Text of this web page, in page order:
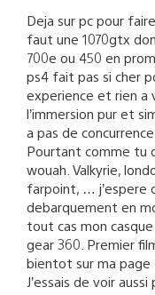
Deja sur pc pour
faut une 1070gtx
700e ou 450 en
ps4 fait pas si cher
experience et rien a
l’immersion pur et
a pas de
Pourtant comme tu
wouah. Valkyrie,
farpoint, … j’espere
debarquement en
tout cas mon
gear 360. Premier
bientot sur ma page
J’essais de voir